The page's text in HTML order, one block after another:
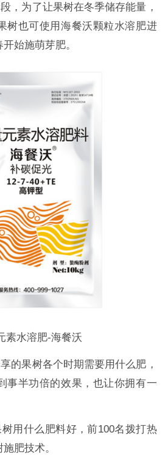
，为了让果树在冬季储存能量，
树也可使用海餐沃颗粒水溶肥进
始施萌芽肥。
素水溶肥-海餐沃
的果树各个时期需要用什么肥，
事半功倍的效果，也让你拥有一
树用什么肥料好，前100名拨打热
肥技术。